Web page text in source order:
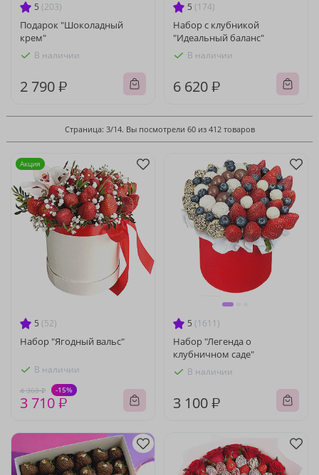
5 (203)
Подарок "Шоколадный
крем"
В наличии
2 790 ₽
5 (174)
Набор с клубникой
"Идеальный баланс"
В наличии
6 620 ₽
Страница: 3/14. Вы посмотрели 60 из 412 товаров
5 (52)
Набор "Ягодный вальс"
В наличии
4 360 ₽ -15%
3 710 ₽
Акция
5 (1611)
Набор "Легенда о
клубничном саде"
В наличии
3 100 ₽